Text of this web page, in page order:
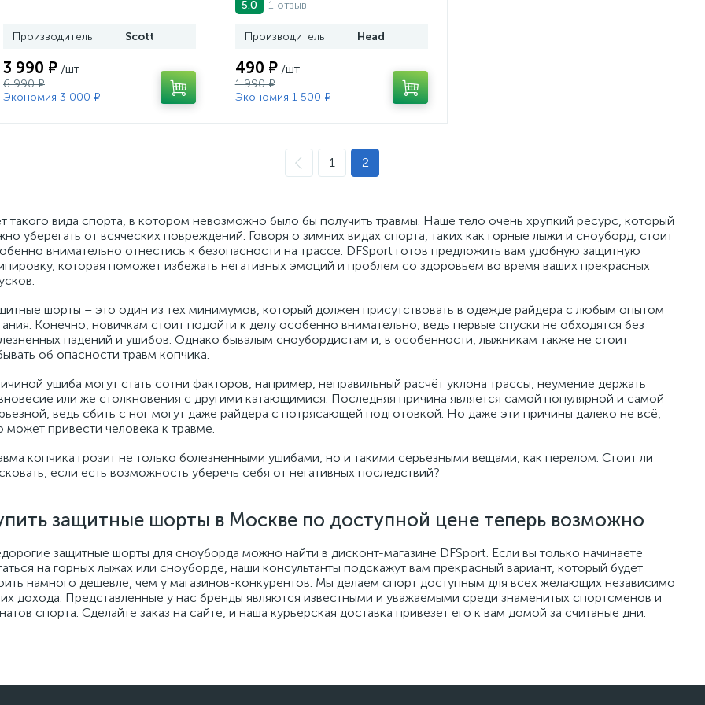
Производитель Scott
3 990 ₽ /шт
6 990 ₽
Экономия 3 000 ₽
5.0 1 отзыв
Производитель Head
490 ₽ /шт
1 990 ₽
Экономия 1 500 ₽
1 2
такого вида спорта, в котором невозможно было бы получить травмы. Наше тело очень хрупкий ресурс, который
уберегать от всяческих повреждений. Говоря о зимних видах спорта, таких как горные лыжи и сноуборд, стоит
внимательно отнестись к безопасности на трассе. DFSport готов предложить вам удобную защитную
которая поможет избежать негативных эмоций и проблем со здоровьем во время ваших прекрасных
шорты – это один из тех минимумов, который должен присутствовать в одежде райдера с любым опытом
Конечно, новичкам стоит подойти к делу особенно внимательно, ведь первые спуски не обходятся без
падений и ушибов. Однако бывалым сноубордистам и, в особенности, лыжникам также не стоит
об опасности травм копчика.
ушиба могут стать сотни факторов, например, неправильный расчёт уклона трассы, неумение держать
или же столкновения с другими катающимися. Последняя причина является самой популярной и самой
ведь сбить с ног могут даже райдера с потрясающей подготовкой. Но даже эти причины далеко не всё,
может привести человека к травме.
копчика грозит не только болезненными ушибами, но и такими серьезными вещами, как перелом. Стоит ли
если есть возможность уберечь себя от негативных последствий?
защитные шорты в Москве по доступной цене теперь возможно
защитные шорты для сноуборда можно найти в дисконт-магазине DFSport. Если вы только начинаете
на горных лыжах или сноуборде, наши консультанты подскажут вам прекрасный вариант, который будет
намного дешевле, чем у магазинов-конкурентов. Мы делаем спорт доступным для всех желающих независимо
дохода. Представленные у нас бренды являются известными и уважаемыми среди знаменитых спортсменов и
спорта. Сделайте заказ на сайте, и наша курьерская доставка привезет его к вам домой за считаные дни.